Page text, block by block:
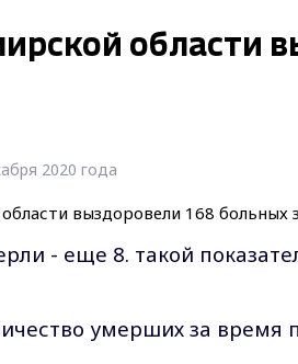
области
2020 года
- еще 8. такой
умерших за время